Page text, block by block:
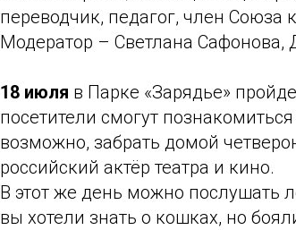
переводчик, педагог, член Союза
Модератор – Светлана
18 июля в Парке «Зарядье»
посетители смогут
возможно, забрать домой
российский актёр театра и кино.
В этот же день можно послушать
вы хотели знать о кошках, но